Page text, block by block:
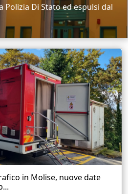
Di Stato ed espulsi dal
in Molise, nuove date